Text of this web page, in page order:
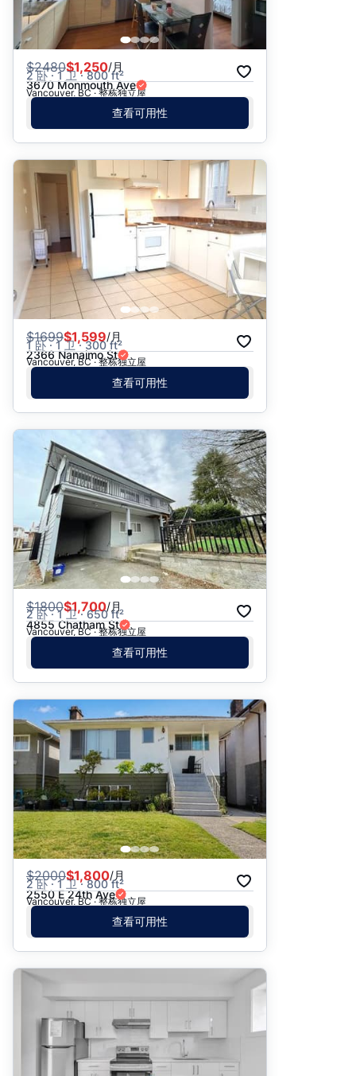
$2480$1,250/月
2 卧 · 1 卫 · 800 ft²
3670 Monmouth Ave
Vancouver, BC · 整栋独立屋
查看可用性
$1699$1,599/月
1 卧 · 1 卫 · 300 ft²
2366 Nanaimo St
Vancouver, BC · 整栋独立屋
查看可用性
$1800$1,700/月
2 卧 · 1 卫 · 650 ft²
4855 Chatham St
Vancouver, BC · 整栋独立屋
查看可用性
$2000$1,800/月
2 卧 · 1 卫 · 800 ft²
2550 E 24th Ave
Vancouver, BC · 整栋独立屋
查看可用性